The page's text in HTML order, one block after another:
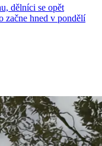
dělníci se opět
začne hned v pondělí